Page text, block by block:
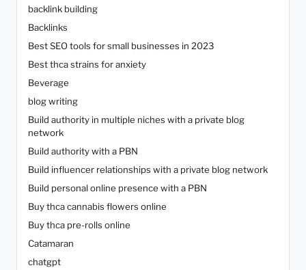
backlink building
Backlinks
Best SEO tools for small businesses in 2023
Best thca strains for anxiety
Beverage
blog writing
Build authority in multiple niches with a private blog
network
Build authority with a PBN
Build influencer relationships with a private blog network
Build personal online presence with a PBN
Buy thca cannabis flowers online
Buy thca pre-rolls online
Catamaran
chatgpt